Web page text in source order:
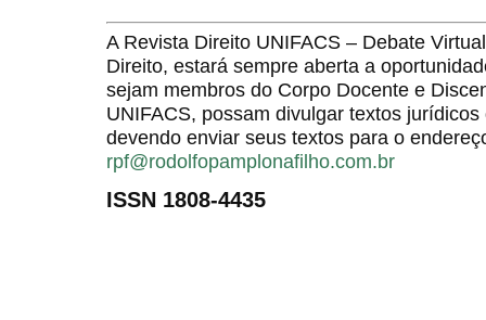
A Revista Direito UNIFACS – Debate
Direito, estará sempre aberta a
sejam membros do Corpo Docente e
UNIFACS, possam divulgar textos
devendo enviar seus textos para o
rpf@rodolfopamplonafilho.com.br
ISSN 1808-4435